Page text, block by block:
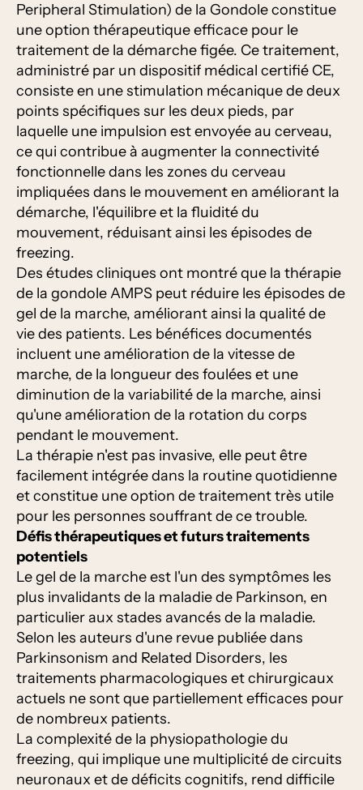
Peripheral Stimulation) de la Gondole constitue
une option thérapeutique efficace pour le
traitement de la démarche figée. Ce traitement,
administré par un dispositif médical certifié CE,
consiste en une stimulation mécanique de deux
points spécifiques sur les deux pieds, par
laquelle une impulsion est envoyée au cerveau,
ce qui contribue à augmenter la connectivité
fonctionnelle dans les zones du cerveau
impliquées dans le mouvement en améliorant la
démarche, l'équilibre et la fluidité du
mouvement, réduisant ainsi les épisodes de
freezing.
Des études cliniques ont montré que la thérapie
de la gondole AMPS peut réduire les épisodes de
gel de la marche, améliorant ainsi la qualité de
vie des patients. Les bénéfices documentés
incluent une amélioration de la vitesse de
marche, de la longueur des foulées et une
diminution de la variabilité de la marche, ainsi
qu'une amélioration de la rotation du corps
pendant le mouvement.
La thérapie n'est pas invasive, elle peut être
facilement intégrée dans la routine quotidienne
et constitue une option de traitement très utile
pour les personnes souffrant de ce trouble.
Défis thérapeutiques et futurs traitements
potentiels
Le gel de la marche est l'un des symptômes les
plus invalidants de la maladie de Parkinson, en
particulier aux stades avancés de la maladie.
Selon les auteurs d'une revue publiée dans
Parkinsonism and Related Disorders, les
traitements pharmacologiques et chirurgicaux
actuels ne sont que partiellement efficaces pour
de nombreux patients.
La complexité de la physiopathologie du
freezing, qui implique une multiplicité de circuits
neuronaux et de déficits cognitifs, rend difficile